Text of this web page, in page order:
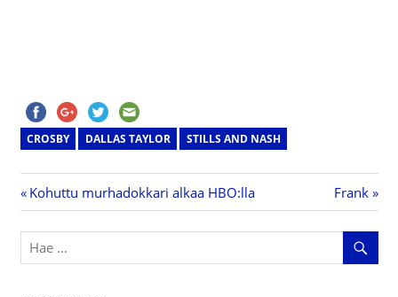
CROSBY DALLAS TAYLOR STILLS AND NASH
Artikkelien
selaus
Previous
Post:
Kohuttu murhadokkari alkaa HBO:lla
Next
Post:
Frank